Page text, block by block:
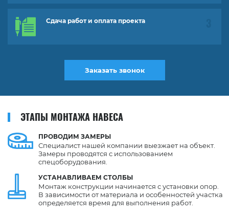
Сдача работ и оплата проекта
Заказать звонок
ЭТАПЫ МОНТАЖА НАВЕСА
ПРОВОДИМ ЗАМЕРЫ
УСТАНАВЛИВАЕМ СТОЛБЫ
Специалист нашей компании выезжает на объект.
Замеры проводятся с использованием
спецоборудования.
Монтаж конструкции начинается с установки опор.
В зависимости от материала и особенностей участка
определяется время для выполнения работ.